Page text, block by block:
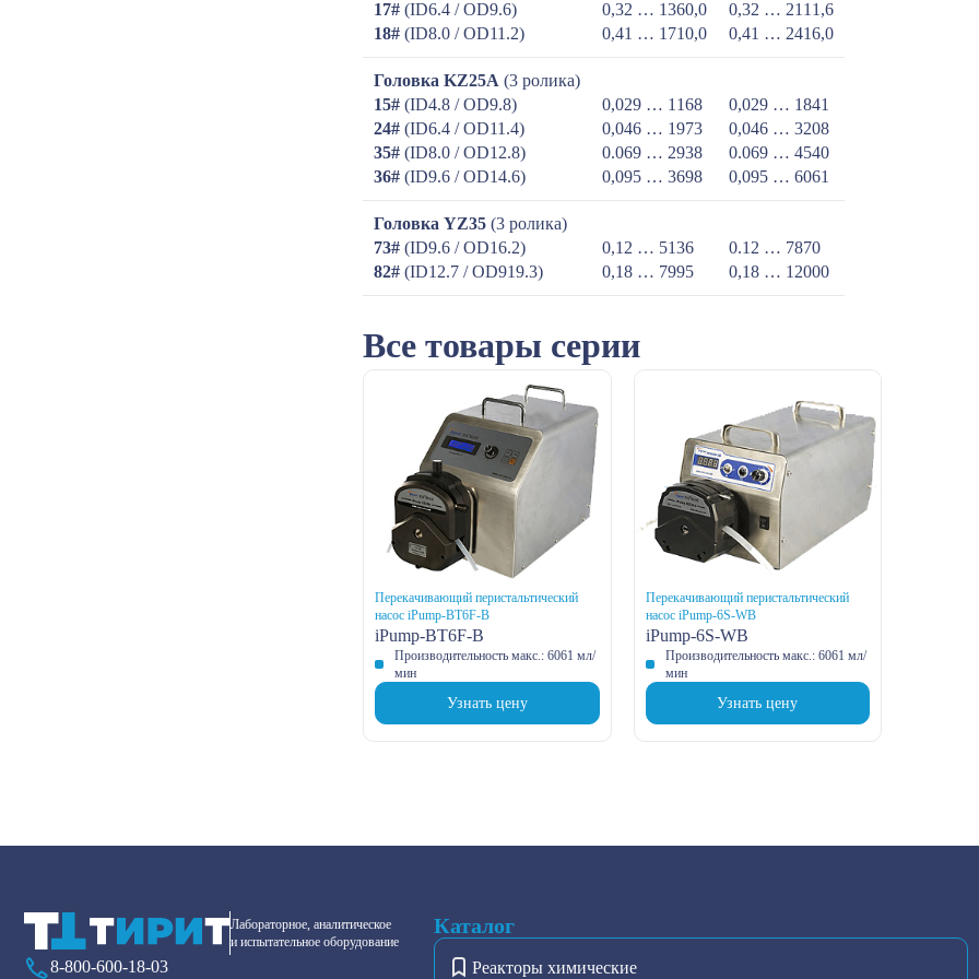
17# (ID6.4 / OD9.6)
18# (ID8.0 / OD11.2)
0,32 … 1360,0
0,41 … 1710,0
0,32 … 2111,6
0,41 … 2416,0
Головка KZ25A (3 ролика)
15# (ID4.8 / OD9.8)
24# (ID6.4 / OD11.4)
35# (ID8.0 / OD12.8)
36# (ID9.6 / OD14.6)
0,029 … 1168
0,046 … 1973
0.069 … 2938
0,095 … 3698
0,029 … 1841
0,046 … 3208
0.069 … 4540
0,095 … 6061
Головка YZ35 (3 ролика)
73# (ID9.6 / OD16.2)
82# (ID12.7 / OD919.3)
0,12 … 5136
0,18 … 7995
0.12 … 7870
0,18 … 12000
Все товары серии
Перекачивающий перистальтический
насос iPump-BT6F-B
iPump-BT6F-B
Производительность макс.: 6061 мл/
мин
Узнать цену
Перекачивающий перистальтический
насос iPump-6S-WB
iPump-6S-WB
Производительность макс.: 6061 мл/
мин
Узнать цену
Лабораторное, аналитическое
и испытательное оборудование
8-800-600-18-03
Каталог
Реакторы химические